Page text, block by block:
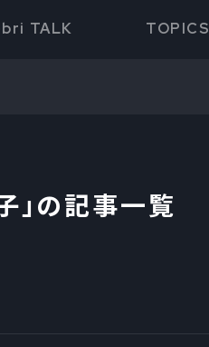
TALK TOPICS
」の記事一覧